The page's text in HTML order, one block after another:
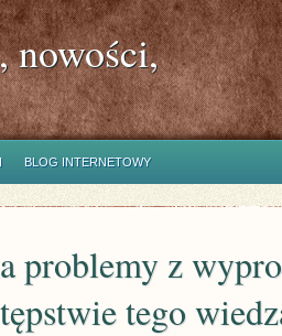
nowości,
BLOG INTERNETOWY
problemy z
tego